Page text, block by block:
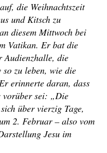
die Weihnachtszeit
und Kitsch zu
diesem Mittwoch bei
Vatikan. Er bat die
Audienzhalle, die
so zu leben, wie die
erinnerte daran, dass
vorüber sei: „Die
über vierzig Tage,
2. Februar – also vom
Jesu im